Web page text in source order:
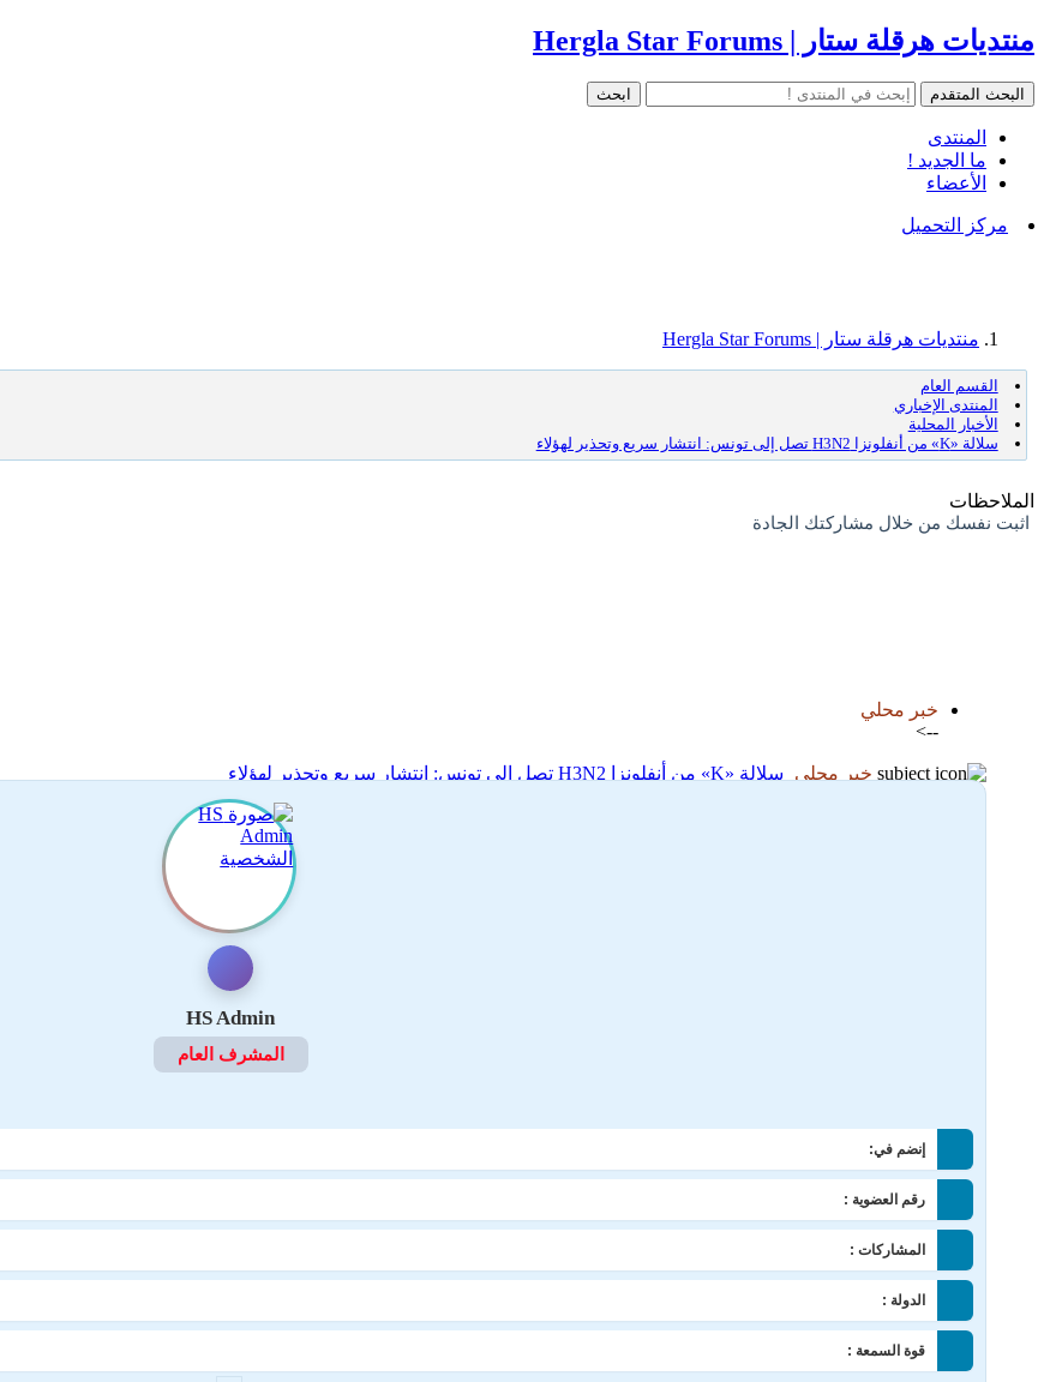
منتديات هرقلة ستار | Hergla Star Forums
المنتدى
ما الجديد !
الأعضاء
مركز التحميل
منتديات هرقلة ستار | Hergla Star Forums
القسم العام
المنتدى الإخباري
الأخبار المحلية
سلالة «K» من أنفلونزا H3N2 تصل إلى تونس: انتشار سريع وتحذير لهؤلاء
الملاحظات
اثبت نفسك من خلال مشاركتك الجادة
خبر محلي
-->
خبر محلي
سلالة «K» من أنفلونزا H3N2 تصل إلى تونس: انتشار سريع وتحذير لهؤلاء
28-12-2025 18:27
HS Admin
المشرف العام
إنضم في:
رقم العضوية :
المشاركات :
الدولة :
قوة السمعة :